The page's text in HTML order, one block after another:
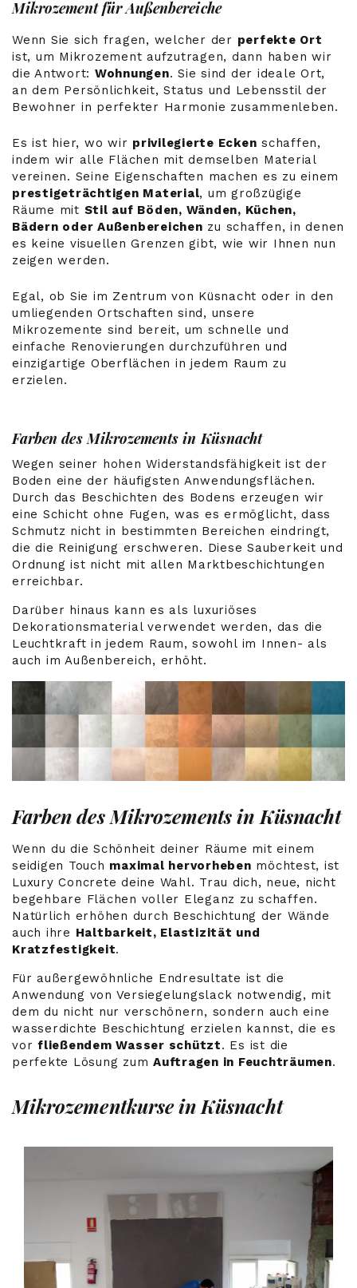
Mikrozement für Außenbereiche
Wenn Sie sich fragen, welcher der perfekte Ort
ist, um Mikrozement aufzutragen, dann haben wir
die Antwort: Wohnungen. Sie sind der ideale Ort,
an dem Persönlichkeit, Status und Lebensstil der
Bewohner in perfekter Harmonie zusammenleben.
Es ist hier, wo wir privilegierte Ecken schaffen,
indem wir alle Flächen mit demselben Material
vereinen. Seine Eigenschaften machen es zu einem
prestigeträchtigen Material, um großzügige
Räume mit Stil auf Böden, Wänden, Küchen,
Bädern oder Außenbereichen zu schaffen, in denen
es keine visuellen Grenzen gibt, wie wir Ihnen nun
zeigen werden.
Egal, ob Sie im Zentrum von Küsnacht oder in den
umliegenden Ortschaften sind, unsere
Mikrozemente sind bereit, um schnelle und
einfache Renovierungen durchzuführen und
einzigartige Oberflächen in jedem Raum zu
erzielen.
Farben des Mikrozements in Küsnacht
Wegen seiner hohen Widerstandsfähigkeit ist der
Boden eine der häufigsten Anwendungsflächen.
Durch das Beschichten des Bodens erzeugen wir
eine Schicht ohne Fugen, was es ermöglicht, dass
Schmutz nicht in bestimmten Bereichen eindringt,
die die Reinigung erschweren. Diese Sauberkeit und
Ordnung ist nicht mit allen Marktbeschichtungen
erreichbar.
Darüber hinaus kann es als luxuriöses
Dekorationsmaterial verwendet werden, das die
Leuchtkraft in jedem Raum, sowohl im Innen- als
auch im Außenbereich, erhöht.
Farben des Mikrozements in Küsnacht
Wenn du die Schönheit deiner Räume mit einem
seidigen Touch maximal hervorheben möchtest, ist
Luxury Concrete deine Wahl. Trau dich, neue, nicht
begehbare Flächen voller Eleganz zu schaffen.
Natürlich erhöhen durch Beschichtung der Wände
auch ihre Haltbarkeit, Elastizität und
Kratzfestigkeit.
Für außergewöhnliche Endresultate ist die
Anwendung von Versiegelungslack notwendig, mit
dem du nicht nur verschönern, sondern auch eine
wasserdichte Beschichtung erzielen kannst, die es
vor fließendem Wasser schützt. Es ist die
perfekte Lösung zum Auftragen in Feuchträumen.
Mikrozementkurse in Küsnacht